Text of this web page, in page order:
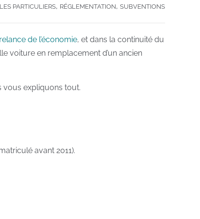
PARTICULIERS, RÉGLEMENTATION, SUBVENTIONS
de l’économie, et dans la continuité du
voiture en remplacement d’un ancien
vous expliquons tout.
avant 2011).